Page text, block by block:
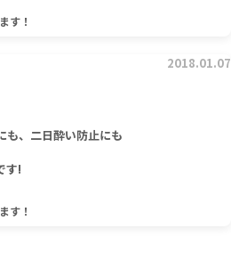
す！
2018.01.07
も、二日酔い防止にも
す!
す！